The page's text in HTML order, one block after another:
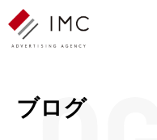
ブログ